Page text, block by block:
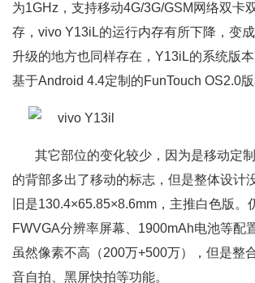
为1GHz，支持移动4G/3G/GSM网络双卡
存，vivo Y13iL的运行内存有所下降，变
升级的地方也同样存在，Y13iL的系统版
基于Android 4.4定制的FunTouch OS2.0版
其它部位的变化较少，因为是移动定
的背部多出了移动的标志，但是整体设计
旧是130.4×65.85×8.6mm，主推白色版。
FWVGA分辨率屏幕、1900mAh电池等配
虽然像素不高（200万+500万），但是整
音自拍、黑屏快拍等功能。